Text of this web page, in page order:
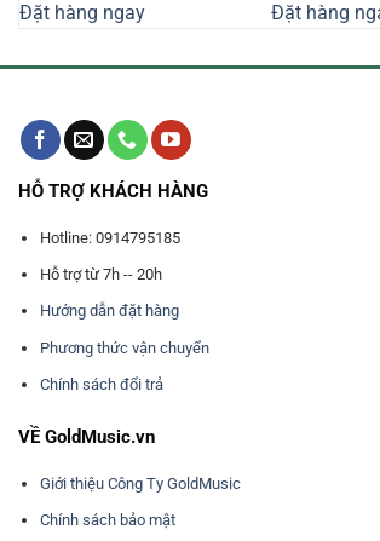
26.430.000₫.
24.580.000₫.
Đặt hàng ngay Đặt hàng
HỖ TRỢ KHÁCH HÀNG
Hotline: 0914795185
Hỗ trợ từ 7h -- 20h
Hướng dẫn đặt hàng
Phương thức vận chuyển
Chính sách đổi trả
VỀ GoldMusic.vn
Giới thiệu Công Ty GoldMusic
Chính sách bảo mật